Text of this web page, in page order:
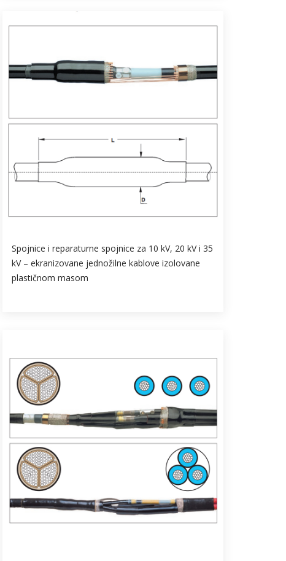
Spojnice i reparaturne spojnice za 10 kV, 20 kV i 35
kV – ekranizovane jednožilne kablove izolovane
plastičnom masom